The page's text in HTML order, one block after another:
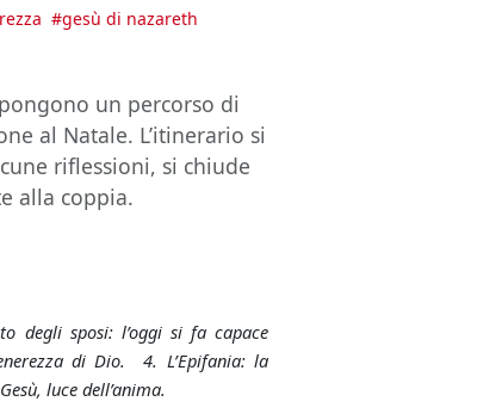
#gesù di nazareth
un percorso di
al Natale. L’itinerario si
riflessioni, si chiude
alla coppia.
degli sposi: l’oggi si fa capace
di Dio. 4. L’Epifania: la
luce dell’anima.